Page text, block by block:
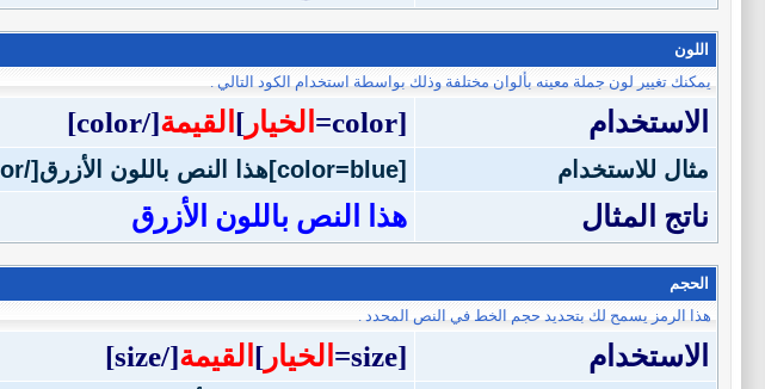
اللون
يمكنك تغيير لون جملة معينه بألوان مختلفة وذلك بواسطة استخدام الكود التالي .
الاستخدام [color= الخيار ] القيمة[/color]
مثال للاستخدام [color=blue]هذا النص باللون الأزرق[/color]
ناتج المثال هذا النص باللون الأزرق
الحجم
هذا الرمز يسمح لك بتحديد حجم الخط في النص المحدد .
الاستخدام [size= الخيار ] القيمة[/size]